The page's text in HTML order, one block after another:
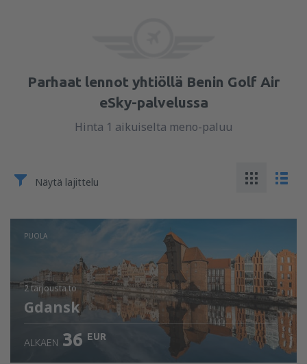
Parhaat lennot yhtiöllä Benin Golf Air
eSky-palvelussa
Hinta 1 aikuiselta meno-paluu
Näytä lajittelu
PUOLA
2 tarjousta to
Gdansk
ALKAEN 36 EUR